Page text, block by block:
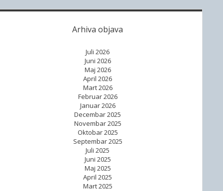
Arhiva objava
Juli 2026
Juni 2026
Maj 2026
April 2026
Mart 2026
Februar 2026
Januar 2026
Decembar 2025
Novembar 2025
Oktobar 2025
Septembar 2025
Juli 2025
Juni 2025
Maj 2025
April 2025
Mart 2025